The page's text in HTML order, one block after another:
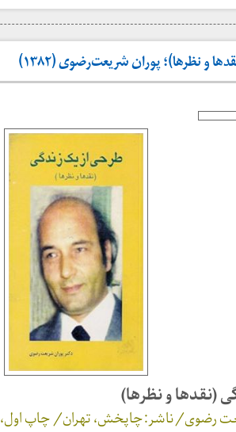
و نظرها)؛ پوران شریعت‌رضوی (۱۳۸۲)
(نقدها و نظرها)
رضوی/ ناشر: چاپخش، تهران/ چاپ اول، ۱۳۸۲